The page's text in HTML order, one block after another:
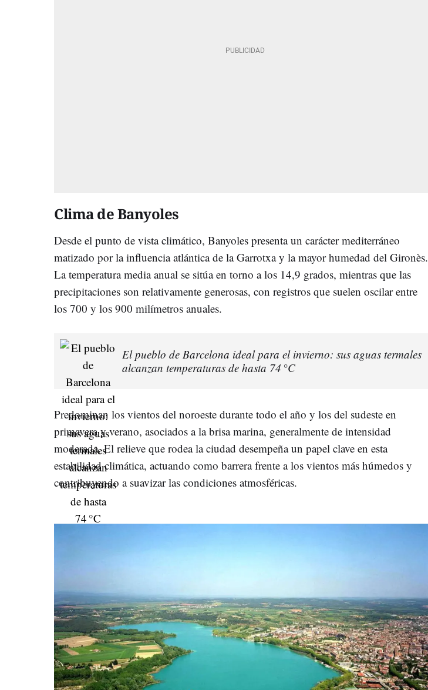
Clima de Banyoles
Desde el punto de vista climático, Banyoles presenta un carácter mediterráneo
matizado por la influencia atlántica de la Garrotxa y la mayor humedad del Gironès.
La temperatura media anual se sitúa en torno a los 14,9 grados, mientras que las
precipitaciones son relativamente generosas, con registros que suelen oscilar entre
los 700 y los 900 milímetros anuales.
El pueblo de Barcelona ideal para el invierno: sus aguas termales
alcanzan temperaturas de hasta 74 °C
Predominan los vientos del noroeste durante todo el año y los del sudeste en
primavera y verano, asociados a la brisa marina, generalmente de intensidad
moderada. El relieve que rodea la ciudad desempeña un papel clave en esta
estabilidad climática, actuando como barrera frente a los vientos más húmedos y
contribuyendo a suavizar las condiciones atmosféricas.